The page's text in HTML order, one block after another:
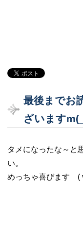
最後までお
ざいます
タメになったな～と
い。
めっちゃ喜びます